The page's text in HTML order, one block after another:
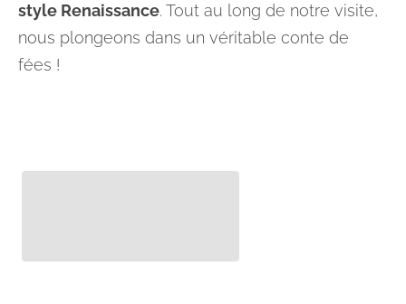
style Renaissance. Tout au long de notre visite,
nous plongeons dans un véritable conte de
fées !